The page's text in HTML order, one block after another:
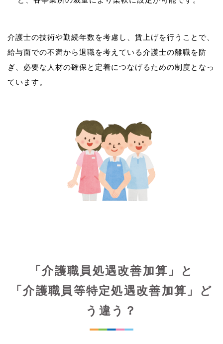
介護士の技術や勤続年数を考慮し、賃上げを行うことで、
給与面での不満から退職を考えている介護士の離職を防
ぎ、必要な人材の確保と定着につなげるための制度となっ
ています。
「介護職員処遇改善加算」と
「介護職員等特定処遇改善加算」ど
う違う？